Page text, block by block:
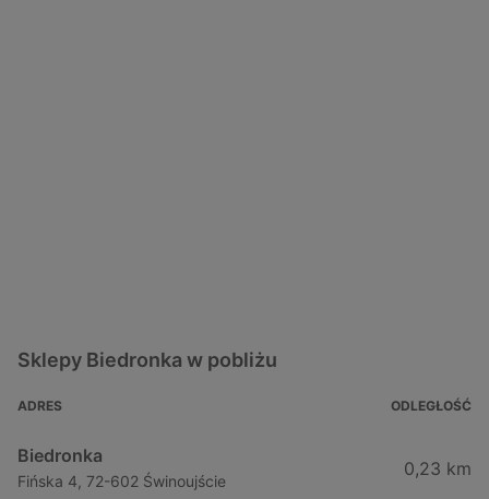
Sklepy Biedronka w pobliżu
ADRES ODLEGŁOŚĆ
Biedronka
Fińska 4, 72-602 Świnoujście
0,23 km